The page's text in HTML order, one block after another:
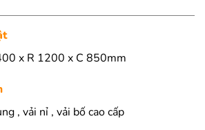
x R 1200 x C 850mm
, vải nỉ , vải bố cao cấp